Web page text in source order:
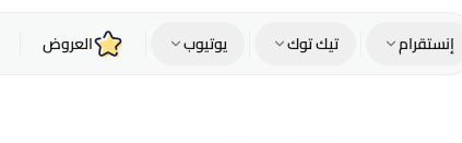
إنستقرام تيك توك يوتيوب العروض